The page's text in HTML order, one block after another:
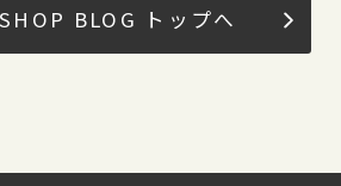
BLOG トップへ